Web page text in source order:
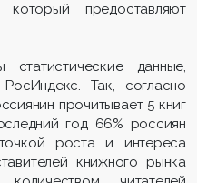
предоставляют
данные,
Так, согласно
прочитывает 5 книг
год 66% россиян
роста и интереса
книжного рынка